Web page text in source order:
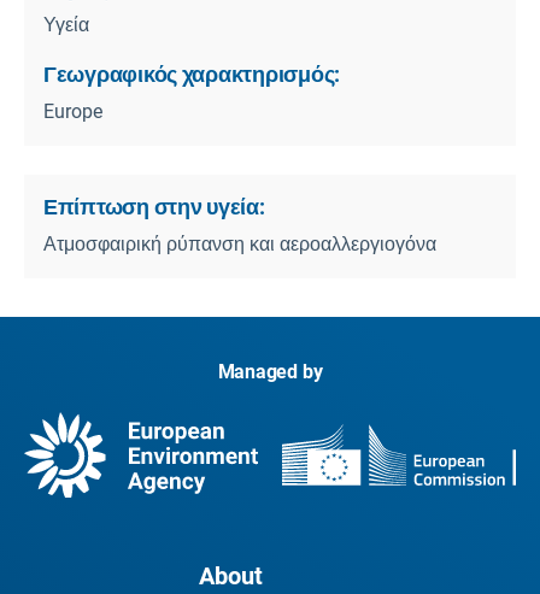
Υγεία
Γεωγραφικός χαρακτηρισμός:
Europe
Επίπτωση στην υγεία:
Ατμοσφαιρική ρύπανση και αεροαλλεργιογόνα
Managed by
About